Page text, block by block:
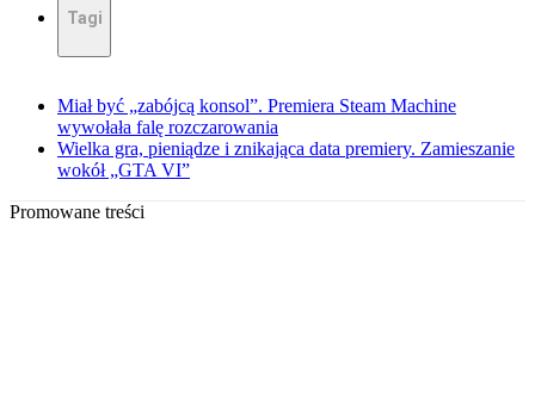
Tagi
Miał być „zabójcą konsol”. Premiera Steam Machine
wywołała falę rozczarowania
Wielka gra, pieniądze i znikająca data premiery. Zamieszanie
wokół „GTA VI”
Promowane treści